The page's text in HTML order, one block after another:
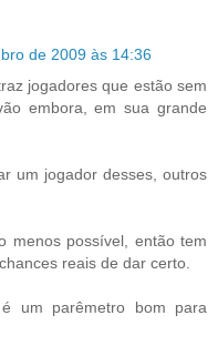
de 2009 às 14:36
jogadores que estão sem
embora, em sua grande
um jogador desses, outros
menos possível, então tem
reais de dar certo.
um parêmetro bom para